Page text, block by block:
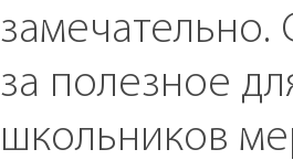
за полезное
школьников